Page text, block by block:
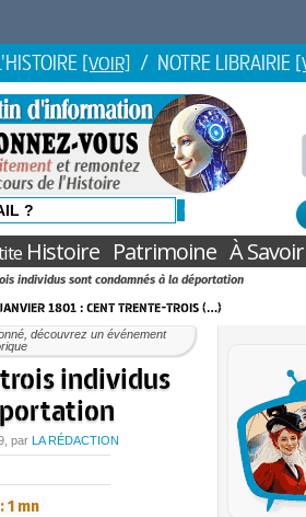
[VOIR] / NOTRE LIBRAIRIE
Histoire Patrimoine À Savoir
individus sont condamnés à la déportation
1801 : cent trente-trois (…)
découvrez un événement
individus
, par LA RÉDACTION
1 mn